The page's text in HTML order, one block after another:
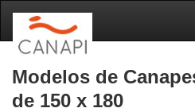
Modelos de
de 150 x 180